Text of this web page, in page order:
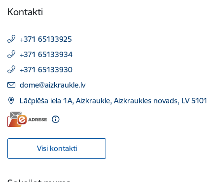
Kontakti
+371 65133925
+371 65133934
+371 65133930
E-pasts:
dome@aizkraukle.lv
Lāčplēša iela 1A, Aizkraukle, Aizkraukles novads, LV 5101
Visi kontakti